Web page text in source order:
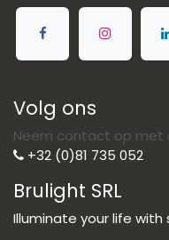
Volg ons
Neem contact op met
+32 (0)81 735 052
Brulight SRL
Illuminate your life with